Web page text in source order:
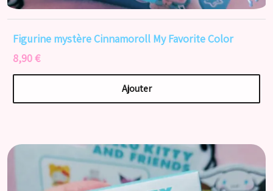
Figurine mystère Cinnamoroll My Favorite Color
8,90 €
Ajouter